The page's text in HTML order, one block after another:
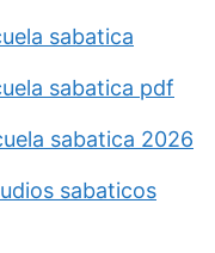
sabatica
sabatica pdf
sabatica 2026
sabaticos